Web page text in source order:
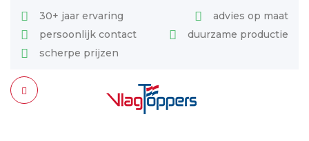
30+ jaar ervaring
advies op maat
persoonlijk contact
duurzame productie
scherpe prijzen